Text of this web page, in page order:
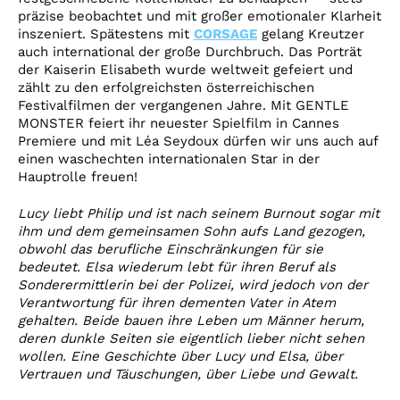
präzise beobachtet und mit großer emotionaler Klarheit
inszeniert. Spätestens mit CORSAGE gelang Kreutzer
auch international der große Durchbruch. Das Porträt
der Kaiserin Elisabeth wurde weltweit gefeiert und
zählt zu den erfolgreichsten österreichischen
Festivalfilmen der vergangenen Jahre. Mit GENTLE
MONSTER feiert ihr neuester Spielfilm in Cannes
Premiere und mit Léa Seydoux dürfen wir uns auch auf
einen waschechten internationalen Star in der
Hauptrolle freuen!
Lucy liebt Philip und ist nach seinem Burnout sogar mit
ihm und dem gemeinsamen Sohn aufs Land gezogen,
obwohl das berufliche Einschränkungen für sie
bedeutet. Elsa wiederum lebt für ihren Beruf als
Sonderermittlerin bei der Polizei, wird jedoch von der
Verantwortung für ihren dementen Vater in Atem
gehalten. Beide bauen ihre Leben um Männer herum,
deren dunkle Seiten sie eigentlich lieber nicht sehen
wollen. Eine Geschichte über Lucy und Elsa, über
Vertrauen und Täuschungen, über Liebe und Gewalt.